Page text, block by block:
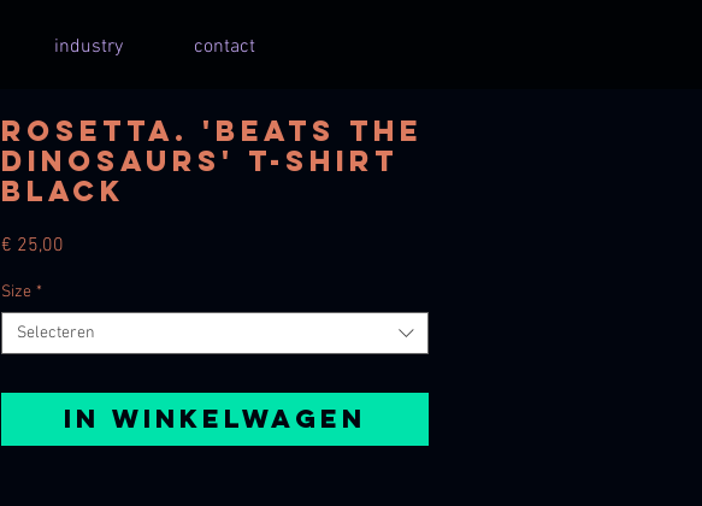
industry contact
rosetta. 'beats the
dinosaurs' T-shirt
black
€ 25,00
Size *
Selecteren
In winkelwagen